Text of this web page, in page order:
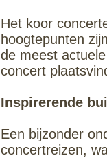
Het koor
hoogtepunten
de meest
concert
Inspirerende
Een bijzonder
concertreizen,